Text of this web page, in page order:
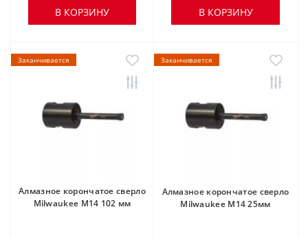
В КОРЗИНУ В КОРЗИНУ
Заканчивается
Алмазное корончатое сверло
Milwaukee М14 102 мм
Заканчивается
Алмазное корончатое сверло
Milwaukee М14 25мм